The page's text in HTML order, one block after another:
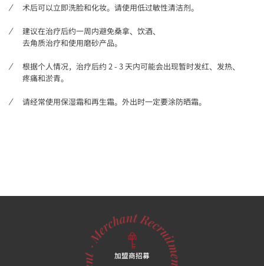
术后可以立即洗脸和化妆。请使用低过敏性清洁剂。
建议在治疗后约一周内避免桑拿、饮酒、
去角质治疗和使用磨砂产品。
根据个人情况，治疗后约 2 - 3 天内可能会出现暂时发红、发热、
疼痛和淤青。
请经常使用保湿霜和再生霜。外出时一定要涂防晒霜。
加盟商招募